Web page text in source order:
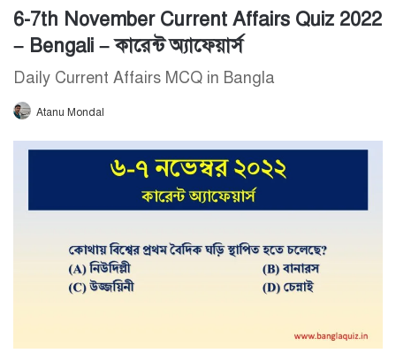
6-7th November Current Affairs Quiz 2022
– Bengali – কারেন্ট অ্যাফেয়ার্স
Daily Current Affairs MCQ in Bangla
Atanu Mondal